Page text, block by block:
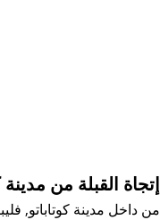
إتجاة القبلة من مدينة
من داخل مدينة كوتاباتو,